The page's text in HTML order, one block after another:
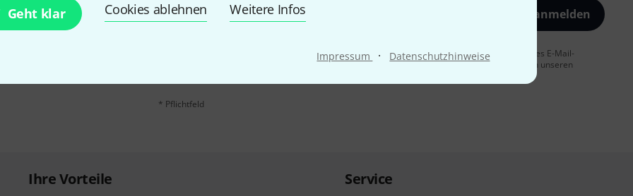
Geht klar Cookies ablehnen Weitere Infos
Impressum · Datenschutzhinweise
mit etwas Glück
E-Mail-Adresse* Jetzt anmelden
Mit Klick auf „Jetzt anmelden“ stimmen Sie dem Erhalt von E-Mail-Werbung und einer Messung des E-Mail-
Nutzungsverhaltens zu. Die Abmeldung ist jederzeit möglich. Weitere Informationen finden Sie in unseren
* Pflichtfeld
Ihre Vorteile Service